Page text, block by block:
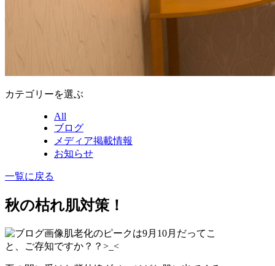
カテゴリーを選ぶ
All
ブログ
メディア掲載情報
お知らせ
一覧に戻る
秋の枯れ肌対策！
肌老化のピークは9月10月だってこ
と、ご存知ですか？？>_<